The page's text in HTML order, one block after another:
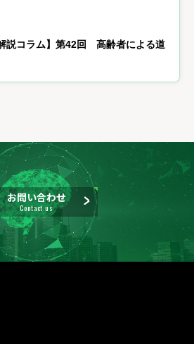
説コラム】第42回 高齢者による道
お問い合わせ
Contact us